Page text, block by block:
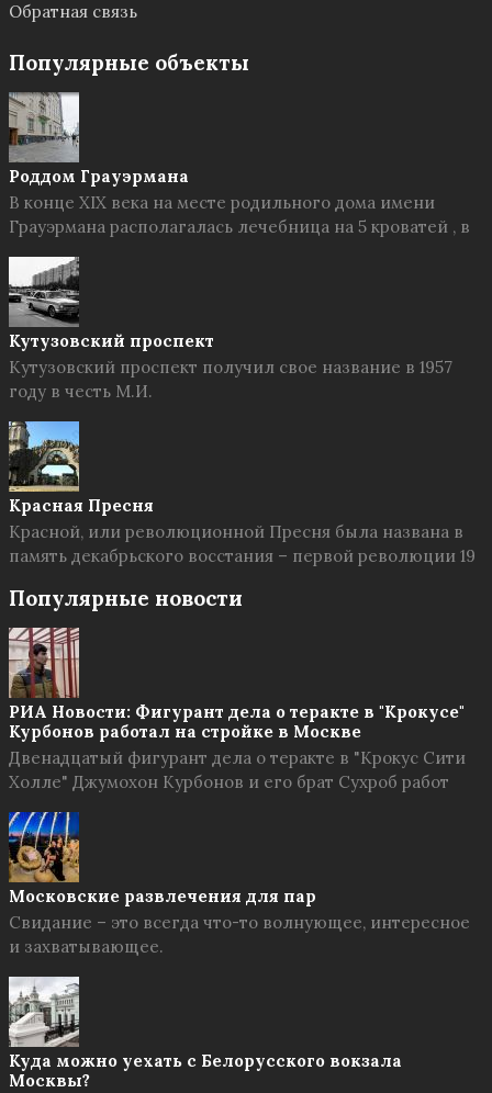
Обратная связь
Популярные объекты
Роддом Грауэрмана
В конце XIX века на месте родильного дома имени
Грауэрмана располагалась лечебница на 5 кроватей , в
Кутузовский проспект
Кутузовский проспект получил свое название в 1957
году в честь М.И.
Красная Пресня
Красной, или революционной Пресня была названа в
память декабрьского восстания – первой революции 19
Популярные новости
РИА Новости: Фигурант дела о теракте в "Крокусе"
Курбонов работал на стройке в Москве
Двенадцатый фигурант дела о теракте в "Крокус Сити
Холле" Джумохон Курбонов и его брат Сухроб работ
Московские развлечения для пар
Свидание – это всегда что-то волнующее, интересное
и захватывающее.
Куда можно уехать с Белорусского вокзала
Москвы?